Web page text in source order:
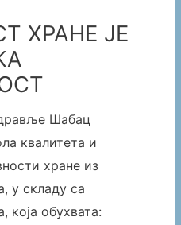
ХРАНЕ ЈЕ
Шабац
квалитета и
хране из
у складу са
обухвата: